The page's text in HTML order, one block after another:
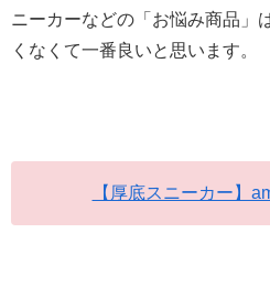
ニーカーなどの「お悩み商品」
くなくて一番良いと思います。
【厚底スニーカー】